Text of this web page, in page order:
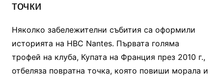
точки
Няколко забележителни събития са оформили
историята на HBC Nantes. Първата голяма
трофей на клуба, Купата на Франция през 2010 г.,
отбеляза повратна точка, която повиши морала и